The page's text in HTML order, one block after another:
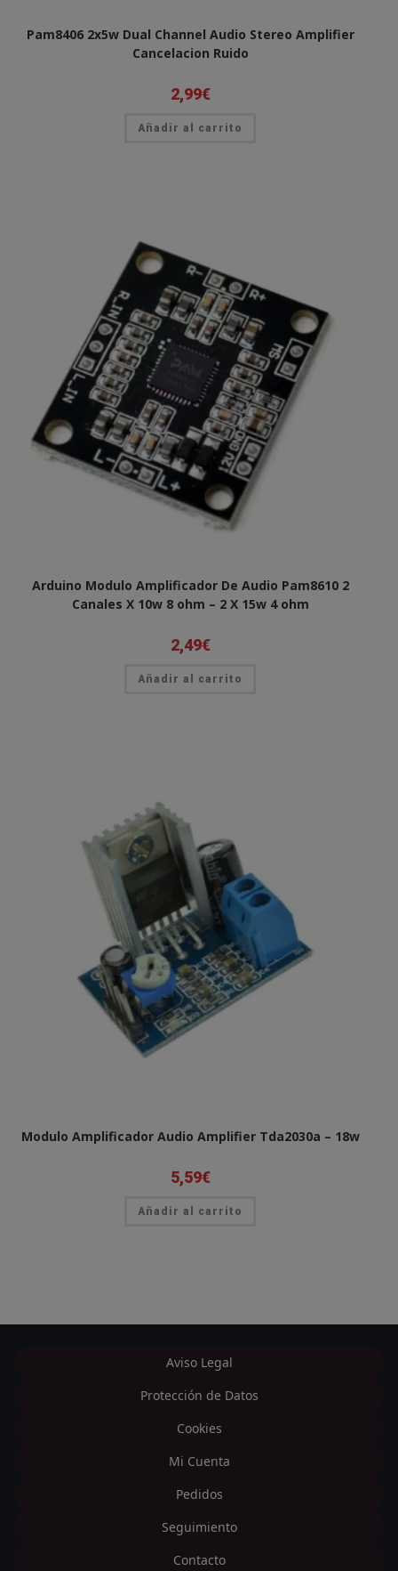
Pam8406 2x5w Dual Channel Audio Stereo Amplifier
Cancelacion Ruido
2,99€
Añadir al carrito
Arduino Modulo Amplificador De Audio Pam8610 2
Canales X 10w 8 ohm – 2 X 15w 4 ohm
2,49€
Añadir al carrito
Modulo Amplificador Audio Amplifier Tda2030a – 18w
5,59€
Añadir al carrito
Aviso Legal
Protección de Datos
Cookies
Mi Cuenta
Pedidos
Seguimiento
Contacto